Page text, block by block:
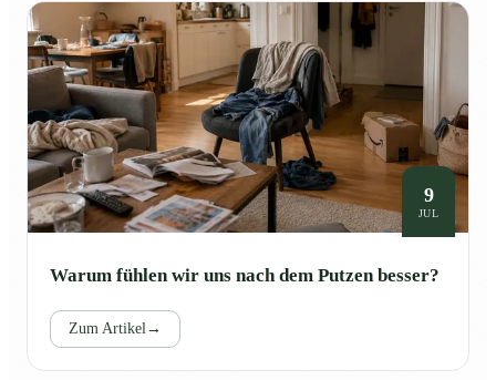
9
JUL
Warum fühlen wir uns nach dem Putzen besser?
Zum Artikel→